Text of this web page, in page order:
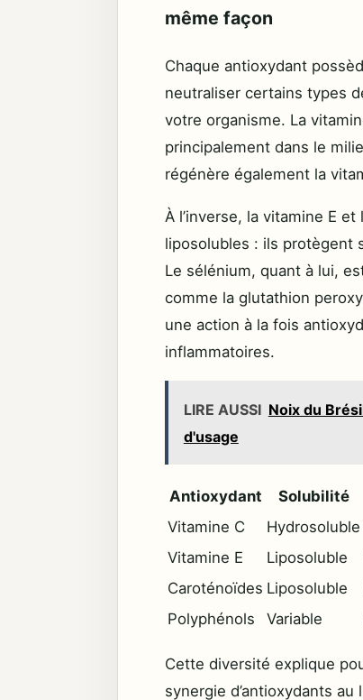
même façon
Chaque antioxydant
neutraliser certains types
votre organisme. La
principalement dans le
régénère également la
À l’inverse, la vitamine E
liposolubles : ils protègent
Le sélénium, quant à lui,
comme la glutathion
une action à la fois
inflammatoires.
LIRE AUSSI Noix du
d'usage
Antioxydant Solubilité
Vitamine C
Hydrosoluble
Vitamine E
Liposoluble
Caroténoïdes Liposoluble
Polyphénols
Variable
Cette diversité explique
synergie d’antioxydants